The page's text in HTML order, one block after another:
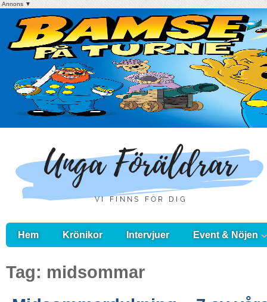
Annons ▼
Hem Krönikor Intervjuer Event & Nöjen
Tag: midsommar